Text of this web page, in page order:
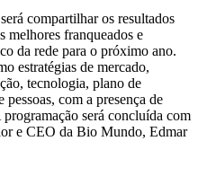
compartilhar os resultados
melhores franqueados e
da rede para o próximo ano.
estratégias de mercado,
tecnologia, plano de
com a presença de
será concluída com
e CEO da Bio Mundo, Edmar